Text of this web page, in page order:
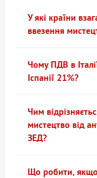
У які країни
ввезення
Чому ПДВ в
Іспанії 21%?
Чим
мистецтво від
ЗЕД?
Що робити,